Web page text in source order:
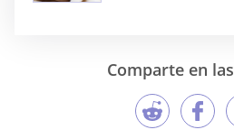
Comparte en